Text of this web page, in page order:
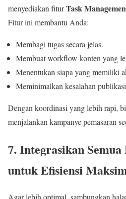
menyediakan fiturTask
Fitur ini membantu Anda:
Membagi tugas secara jelas.
Membuat workflow konten yang
Menentukan siapa yang memiliki
Meminimalkan kesalahan
Dengan koordinasi yang lebih rapi,
menjalankan kampanye pemasaran
7. Integrasikan
untuk Efisiensi